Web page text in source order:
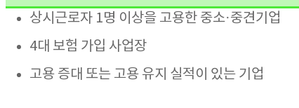
상시근로자 1명 이상을 고용한 중소·중견기업
4대 보험 가입 사업장
고용 증대 또는 고용 유지 실적이 있는 기업